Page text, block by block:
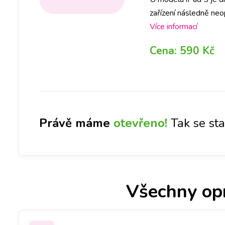
zařízení následně
rámci opravy,
po jejím provedení,
Více informací
Cena: 590 Kč
Právě máme otevřeno! Tak se
Všechny